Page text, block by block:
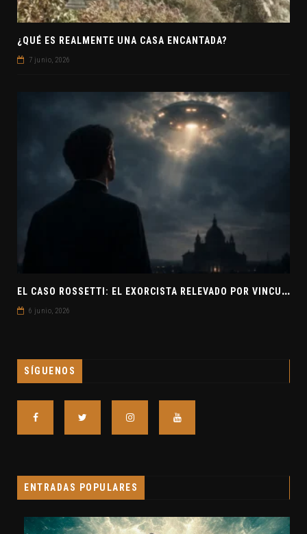
¿QUÉ ES REALMENTE UNA CASA ENCANTADA?
7 junio, 2026
E
L CASO ROSSETTI: EL EXORCISTA RELEVADO POR VINCULAR OVNIS Y DEMONIOS
6 junio, 2026
SÍGUENOS
ENTRADAS POPULARES